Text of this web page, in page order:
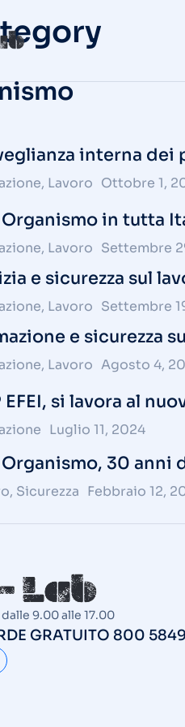
interna dei
, Lavoro Ottobre 1,
Organismo in tutta
, Lavoro Settembre
e sicurezza sul
, Lavoro Settembre
e sicurezza
, Lavoro Agosto 4,
EFEI, si lavora al
Luglio 11, 2024
30 anni
, Sicurezza Febbraio 12,
9.00 alle 17.00
GRATUITO 800